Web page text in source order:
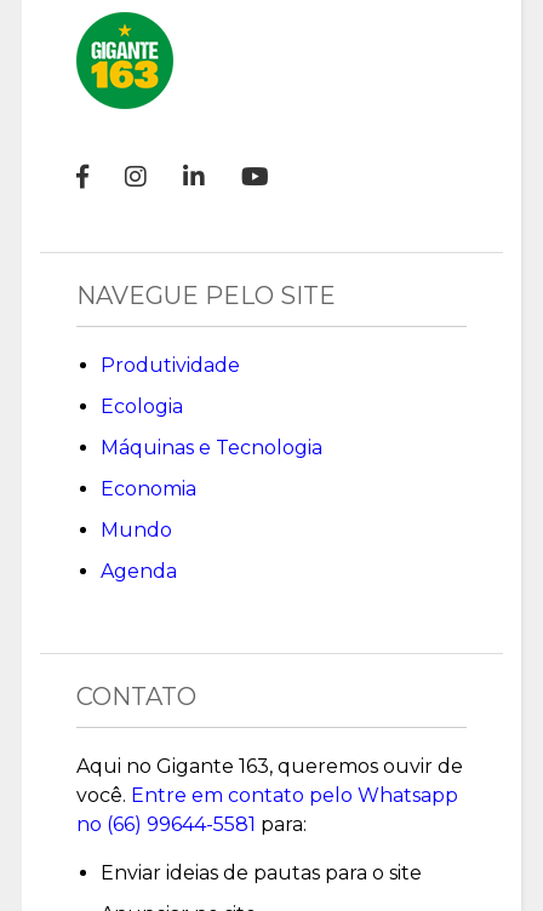
NAVEGUE PELO SITE
Produtividade
Ecologia
Máquinas e Tecnologia
Economia
Mundo
Agenda
CONTATO
Aqui no Gigante 163, queremos ouvir de
você. Entre em contato pelo Whatsapp
no (66) 99644-5581 para:
Enviar ideias de pautas para o site